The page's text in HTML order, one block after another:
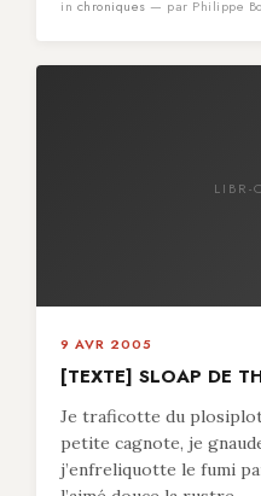
in chroniques — par Philippe
LIBR-
9 AVR 2005
[TEXTE] SLOAP DE
Je traficotte du
petite cagnote, je
j’enfreliquotte le fumi